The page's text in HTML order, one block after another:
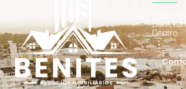
Bom, na
Centro.